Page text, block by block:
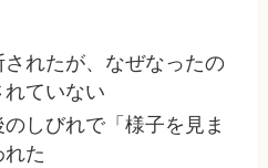
れたが、なぜなったの
ていない
しびれで「様子を見ま
れた